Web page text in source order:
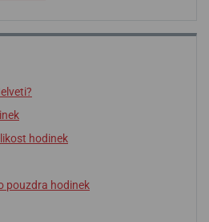
hodinek
pouzdra hodinek